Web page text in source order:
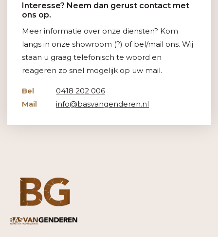
Interesse? Neem dan gerust contact met
ons op.
Meer informatie over onze diensten? Kom
langs in onze showroom (?) of bel/mail ons. Wij
staan u graag telefonisch te woord en
reageren zo snel mogelijk op uw mail.
Bel
0418 202 006
Mail
info@basvangenderen.nl